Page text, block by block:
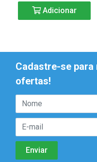
Adicionar
Cadastre-se
ofertas!